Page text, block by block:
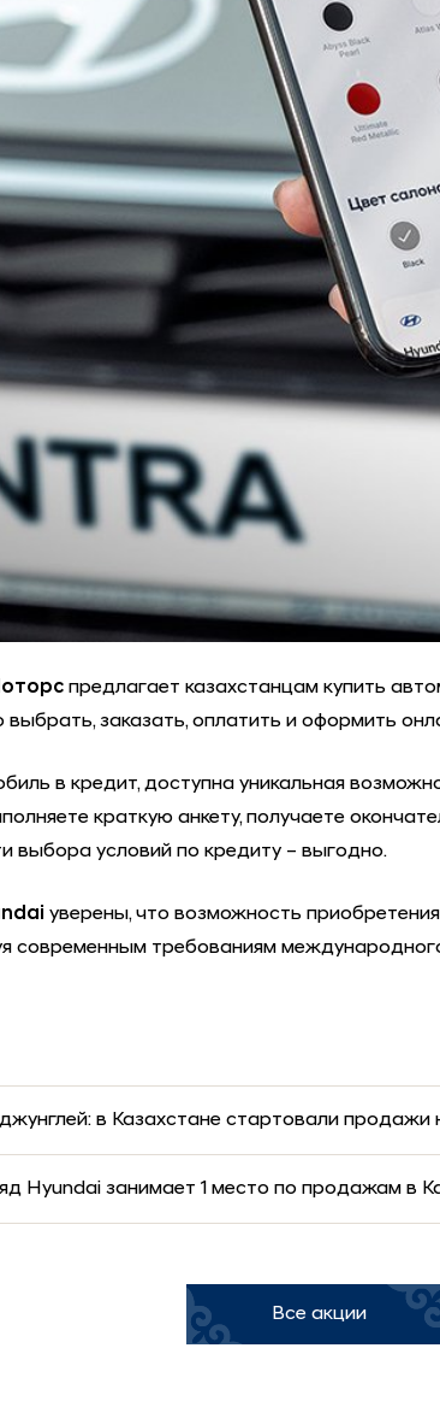
предлагает казахстанцам купить
заказать, оплатить и оформить
в кредит, доступна уникальная
краткую анкету, получаете
выбора условий по кредиту – выгодно.
уверены, что возможность
современным требованиям
в Казахстане стартовали продажи
Hyundai занимает 1 место по продажам в
Все акции